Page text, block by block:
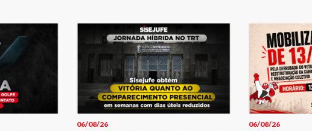
06/08/26 06/08/26